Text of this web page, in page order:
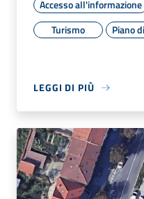
Accesso all'informazione
Turismo
Piano
LEGGI DI PIÙ